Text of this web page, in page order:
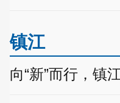
镇江
向“新”而行，镇